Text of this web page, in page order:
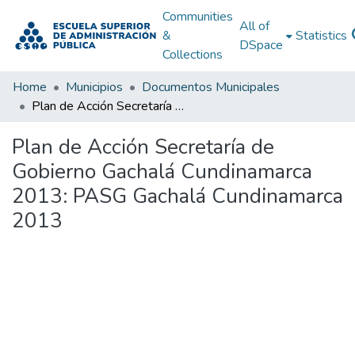
Communities
&
Collections
All of
DSpace
Statistics
Home Municipios
Documentos Municipales
Plan de Acción Secretaría de Gobierno Gachalá Cundinamarca 2013: PASG Gachalá Cundinamarca 2013
Plan de Acción Secretaría de
Gobierno Gachalá Cundinamarca
2013: PASG Gachalá Cundinamarca
2013